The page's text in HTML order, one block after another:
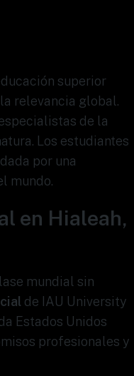
superior
relevancia global.
de la
Los estudiantes
por una
mundo.
en Hialeah,
mundial sin
de IAU University
Estados Unidos
profesionales y